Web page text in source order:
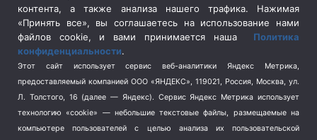
Спецоперация в Украине
Спецоперация на Украине
(404)
Спорт (740)
Терроризм (1)
Транспорт (262)
Туризм (178)
контента, а также анализа нашего трафика. Нажимая
«Принять все», вы соглашаетесь на использование нами
файлов cookie, и вами принимается наша Политика
конфиденциальности.
Этот сайт использует сервис веб-аналитики Яндекс Метрика,
предоставляемый компанией ООО «ЯНДЕКС», 119021, Россия, Москва, ул.
Л. Толстого, 16 (далее — Яндекс). Сервис Яндекс Метрика использует
технологию «cookie» — небольшие текстовые файлы, размещаемые на
компьютере пользователей с целью анализа их пользовательской